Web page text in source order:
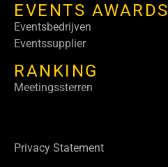
EVENTS AWARDS
Eventsbedrijven
Eventssupplier
RANKING
Meetingssterren
Privacy Statement